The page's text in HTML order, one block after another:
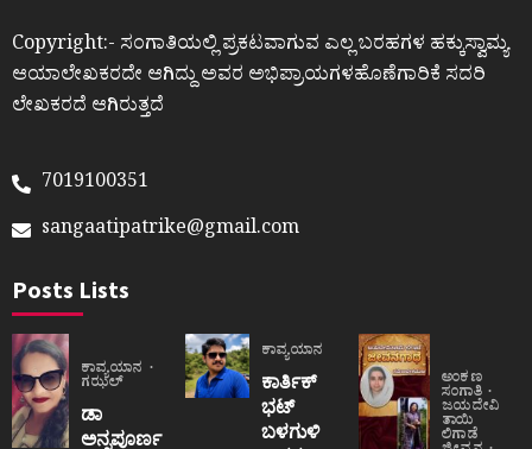
Copyright:- ಸಂಗಾತಿಯಲ್ಲಿ ಪ್ರಕಟವಾಗುವ ಎಲ್ಲ ಬರಹಗಳ ಹಕ್ಕುಸ್ವಾಮ್ಯ
ಆಯಾಲೇಖಕರದೇ ಆಗಿದ್ದು ಅವರ ಅಭಿಪ್ರಾಯಗಳಹೊಣೆಗಾರಿಕೆ ಸದರಿ
ಲೇಖಕರದೆ ಆಗಿರುತ್ತದೆ
7019100351
sangaatipatrike@gmail.com
Posts Lists
ಕಾವ್ಯಯಾನ
ಗಝಲ್
ಡಾ
ಅನ್ನಪೂರ್ಣ
ಕಾವ್ಯಯಾನ
ಕಾರ್ತಿಕ್
ಭಟ್
ಬಳಗುಳಿ
ಅಂಕಣ
ಸಂಗಾತಿ
ಜಯದೇವಿ
ತಾಯಿ
ಲಿಗಾಡೆ